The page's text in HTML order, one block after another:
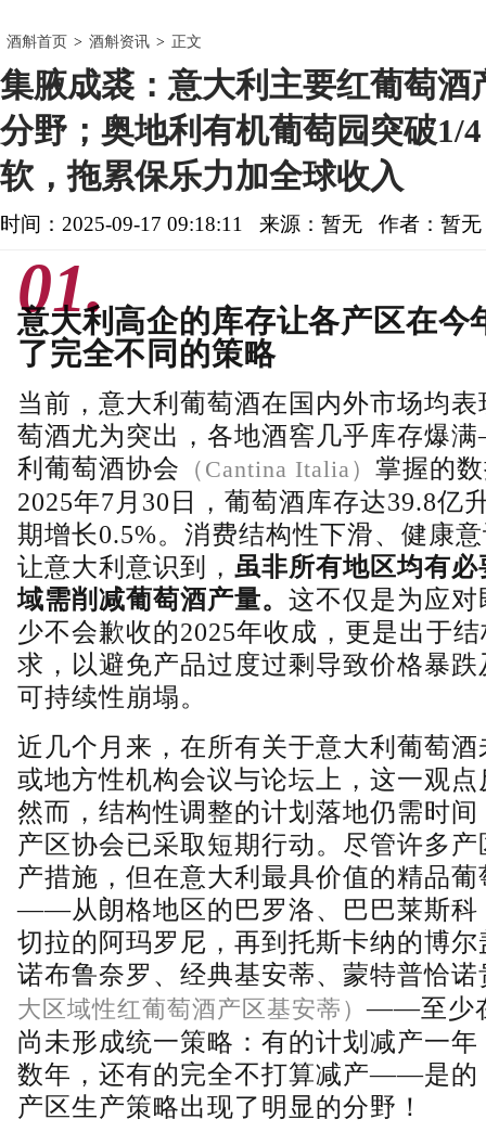
酒斛首页 > 酒斛资讯 > 正文
集腋成裘：意大利主要红葡萄酒
分野；奥地利有机葡萄园突破1/
软，拖累保乐力加全球收入
时间：2025-09-17 09:18:11 来源：暂无 作者：暂无
01.
意大利高企的库存让各产区在今
了完全不同的策略
当前，意大利葡萄酒在国内外市场均
萄酒尤为突出，各地酒窖几乎库存爆
利葡萄酒协会 （ Cantina Italia） 掌握的
2025年7月30日，葡萄酒库存达39.8亿
期增长0.5%。消费结构性下滑、健康
让意大利意识到， 虽非所有地区均有
域需削减葡萄酒产量。 这不仅是为应
少不会歉收的2025年收成，更是出于
求，以避免产品过度过剩导致价格暴
可持续性崩塌。
近几个月来，在所有关于意大利葡萄
或地方性机构会议与论坛上，这一观
然而，结构性调整的计划落地仍需时
产区协会已采取短期行动。尽管许多
产措施，但在意大利最具价值的精品
——从朗格地区的巴罗洛、巴巴莱斯科
切拉的阿玛罗尼，再到托斯卡纳的博
诺布鲁奈罗、经典基安蒂、蒙特普恰诺
大区域性红葡萄酒产区基安蒂）——至少
尚未形成统一策略：有的计划减产一
数年，还有的完全不打算减产——是的
产区生产策略出现了明显的分野！